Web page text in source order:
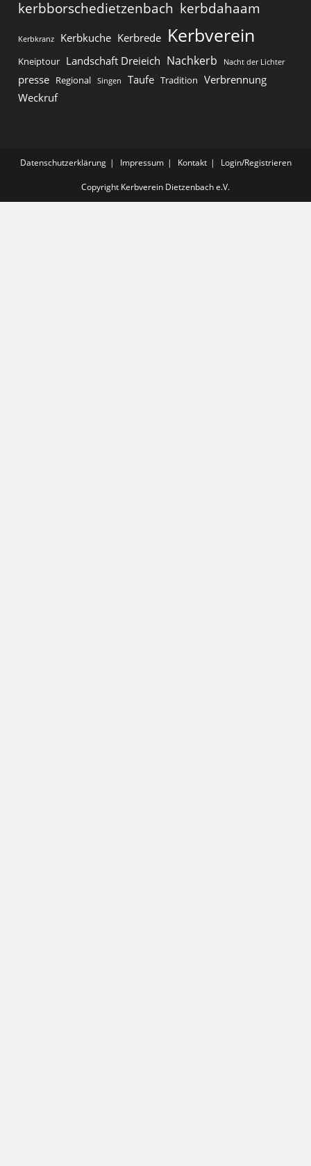
kerbborschedietzenbach kerbdahaam
Kerbkranz Kerbkuche Kerbrede Kerbverein
Kneiptour Landschaft Dreieich Nachkerb Nacht der Lichter
presse Regional Singen Taufe Tradition Verbrennung
Weckruf
Datenschutzerklärung Impressum Kontakt Login/Registrieren
Copyright Kerbverein Dietzenbach e.V.